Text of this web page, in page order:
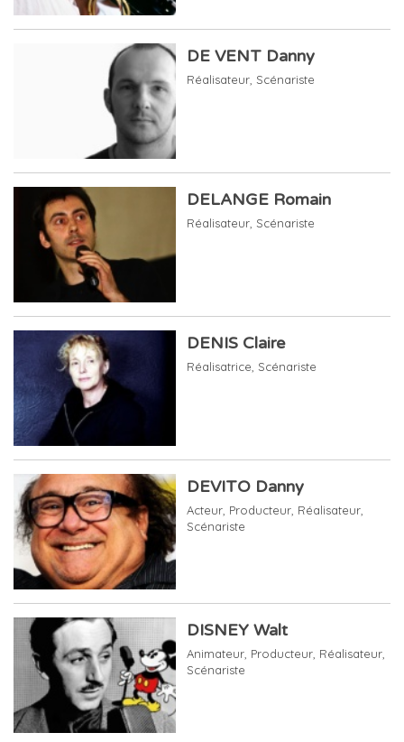
DE VENT Danny
Réalisateur Scénariste
DELANGE Romain
Réalisateur Scénariste
DENIS Claire
Réalisatrice Scénariste
DEVITO Danny
Acteur Producteur Réalisateur
Scénariste
DISNEY Walt
Animateur Producteur Réalisateur
Scénariste